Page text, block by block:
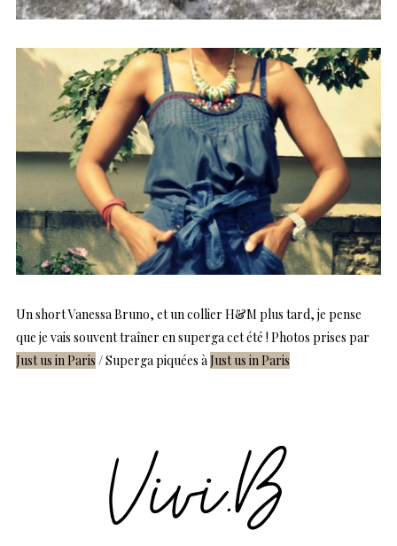
Un short Vanessa Bruno, et un collier H&M plus tard, je pense
que je vais souvent traîner en superga cet été ! Photos prises par
Just us in Paris / Superga piquées àJust us in Paris